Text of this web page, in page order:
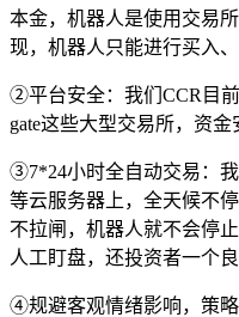
本金，机器人是使用交易
现，机器人只能进行买入、
②平台安全：我们CCR目
gate这些大型交易所，资金
③7*24小时全自动交易：
等云服务器上，全天候不
不拉闸，机器人就不会停
人工盯盘，还投资者一个
④规避客观情绪影响，策